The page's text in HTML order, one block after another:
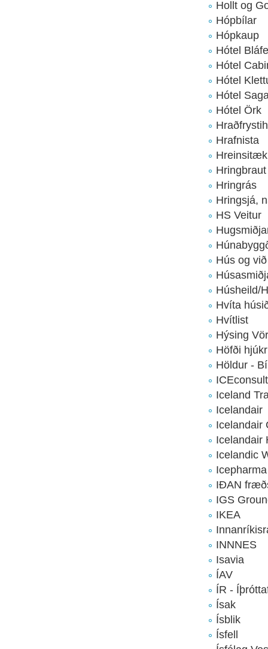
Hollt og
Hópbílar
Hópkaup
Hótel
Hótel
Hótel
Hótel
Hótel Örk
Hrafnista
Hringbraut
Hringrás
Hringsjá,
HS Veitur
Hús og við
Húsheild/
Hvíta
Hvítlist
Hýsing
Höfði
Höldur -
ICEconsult
Iceland
Icelandair
Icelandair
Icelandair
Icelandic
Icepharma
IÐAN
IGS
IKEA
INNNES
Isavia
ÍAV
ÍR -
Ísak
Ísblik
Ísfell